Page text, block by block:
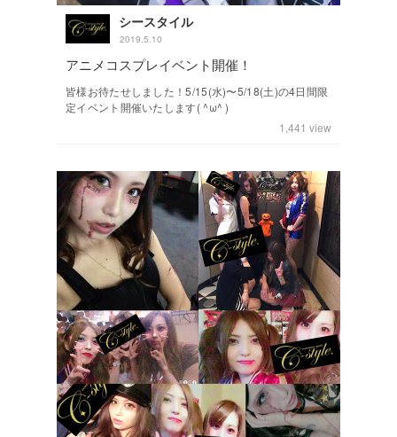
シースタイル
2019.5.10
アニメコスプレイベント開催！
皆様お待たせしました！5/15(水)〜5/18(土)の4日間限
定イベント開催いたします( ^ω^ )
1,441 view